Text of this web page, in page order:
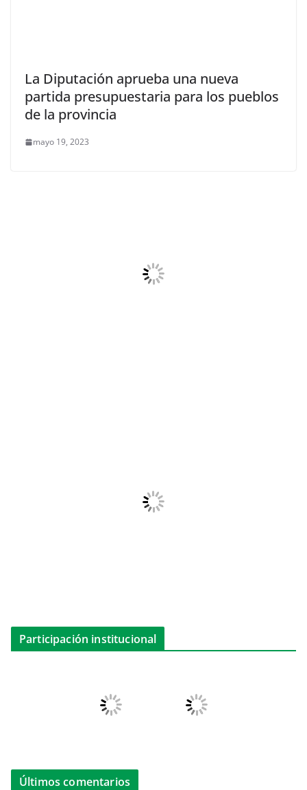
La Diputación aprueba una nueva
partida presupuestaria para los pueblos
de la provincia
mayo 19, 2023
Participación institucional
Últimos comentarios